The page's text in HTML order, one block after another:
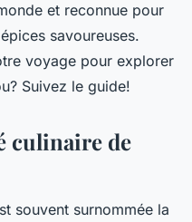
et reconnue pour
savoureuses.
voyage pour explorer
Suivez le guide!
culinaire de
souvent surnommée la